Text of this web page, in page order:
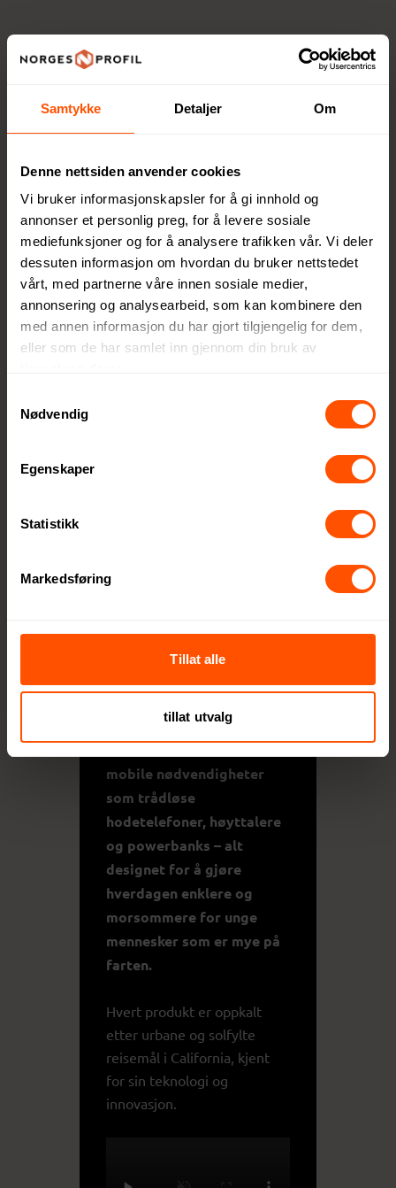
Samtykke Detaljer Om
Denne nettsiden anvender cookies
Vi bruker informasjonskapsler for å gi innhold og
annonser et personlig preg, for å levere sosiale
mediefunksjoner og for å analysere trafikken vår. Vi deler
dessuten informasjon om hvordan du bruker nettstedet
vårt, med partnerne våre innen sosiale medier,
annonsering og analysearbeid, som kan kombinere den
med annen informasjon du har gjort tilgjengelig for dem,
eller som de har samlet inn gjennom din bruk av
Nødvendig
Egenskaper
Statistikk
Markedsføring
Tillat alle
tillat utvalg
High-end elektronikk
for en moderne
Urban Vitamin er et
premium elektronikkmerke
utviklet for den digitale
generasjonen som lever en
mobil og urban livsstil.
Merket tilbyr innovative
produkter av høy kvalitet,
alle produktene er oppdatert
med den nyeste teknologien,
mobile nødvendigheter
som trådløse
hodetelefoner, høyttalere
og powerbanks – alt
designet for å gjøre
hverdagen enklere og
morsommere for unge
mennesker som er mye på
farten.
Hvert produkt er oppkalt
etter urbane og solfylte
reisemål i California, kjent
for sin teknologi og
innovasjon.